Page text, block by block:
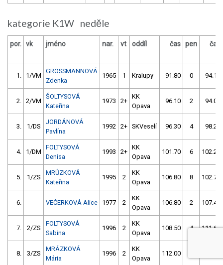
kategorie K1W neděle
por. vk jméno nar. vt oddíl čas pen čas
1. 1/VM
GROSSMANNOVÁ
Zdenka
1965 1 Kralupy 91.80 0 94.10
2. 2/VM
ŠOLTYSOVÁ
Kateřina
1973 2+
KK
Opava
96.10 2 94.00
3. 1/DS
JORDÁNOVÁ
Pavlína
1992 2+ SKVeselí 96.30 4 98.20
4. 1/DM
FOLTYSOVÁ
Denisa
1993 2+
KK
Opava
101.70 6 102.20
5. 1/ZS
MRŮZKOVÁ
Kateřina
1995 2
KK
Opava
106.80 8 102.70
6. VEČERKOVÁ Alice 1977 2
KK
Opava
106.80 2 107.40
7. 2/ZS
FOLTYSOVÁ
Sabina
1996 2
KK
Opava
108.50 4 111.60
8. 3/ZS
MRÁZKOVÁ
Mária
1996 2
KK
Opava
112.00